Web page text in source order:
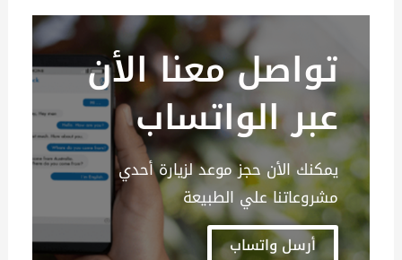
تواصل معنا الأن
عبر الواتساب
يمكنك الأن حجز موعد لزيارة أحدي
مشروعاتنا علي الطبيعة
أرسل واتساب